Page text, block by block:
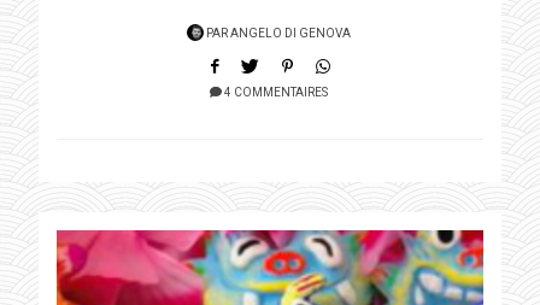
PARANGELO DI GENOVA
4 COMMENTAIRES